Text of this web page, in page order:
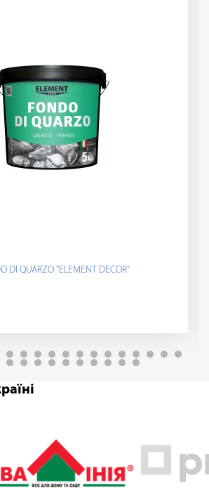
DI QUARZO "ELEMENT DECOR"